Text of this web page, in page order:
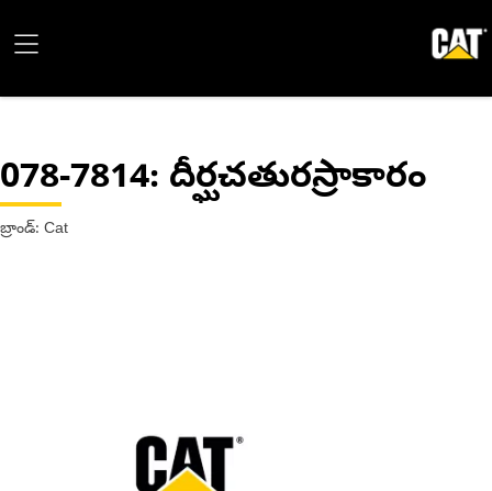
078-7814: దీర్ఘచతురస్రాకారం
బ్రాండ్: Cat